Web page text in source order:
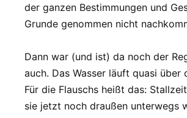
der ganzen Bestimmungen und
Grunde genommen nicht
Dann war (und ist) da noch der
auch. Das Wasser läuft quasi über
Für die Flauschs heißt das:
sie jetzt noch draußen unterwegs